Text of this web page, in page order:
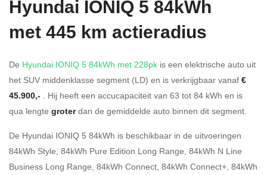
Hyundai IONIQ 5 84kWh
met 445 km actieradius
De Hyundai IONIQ 5 84kWh met 228pk is een elektrische auto uit
het SUV middenklasse segment (LD) en is verkrijgbaar vanaf €
45.900,- . Hij heeft een accucapaciteit van 63 tot 84 kWh en is
qua lengte groterdan de gemiddelde auto binnen dit segment.
De Hyundai IONIQ 5 84kWh is beschikbaar in de uitvoeringen
84kWh Style, 84kWh Pure Edition Long Range, 84kWh N Line
Business Long Range, 84kWh Connect, 84kWh Connect+, 84kWh